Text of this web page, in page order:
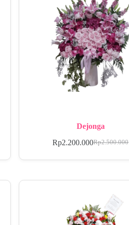
Dejonga
Rp2.500.000
Rp2.200.000